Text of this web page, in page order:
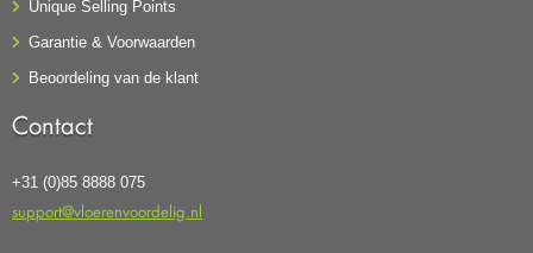
Unique Selling Points
Garantie & Voorwaarden
Beoordeling van de klant
Contact
+31 (0)85 8888 075
support@vloerenvoordelig.nl